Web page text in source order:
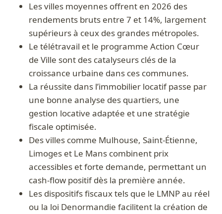
Les villes moyennes offrent en 2026 des
rendements bruts entre 7 et 14%, largement
supérieurs à ceux des grandes métropoles.
Le télétravail et le programme Action Cœur
de Ville sont des catalyseurs clés de la
croissance urbaine dans ces communes.
La réussite dans l’immobilier locatif passe par
une bonne analyse des quartiers, une
gestion locative adaptée et une stratégie
fiscale optimisée.
Des villes comme Mulhouse, Saint-Étienne,
Limoges et Le Mans combinent prix
accessibles et forte demande, permettant un
cash-flow positif dès la première année.
Les dispositifs fiscaux tels que le LMNP au réel
ou la loi Denormandie facilitent la création de